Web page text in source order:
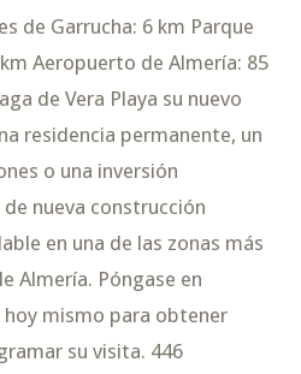
de Garrucha: 6 km Parque
Aeropuerto de Almería: 85
de Vera Playa su nuevo
residencia permanente, un
o una inversión
nueva construcción
en una de las zonas más
Almería. Póngase en
mismo para obtener
su visita. 446